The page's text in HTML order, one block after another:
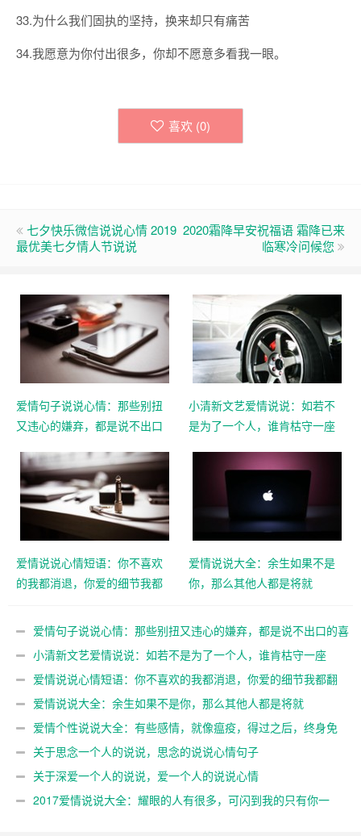
33.为什么我们固执的坚持，换来却只有痛苦
34.我愿意为你付出很多，你却不愿意多看我一眼。
喜欢 (0)
七夕快乐微信说说心情 2019
最优美七夕情人节说说
2020霜降早安祝福语 霜降已来
临寒冷问候您
爱情句子说说心情：那些别扭
又违心的嫌弃，都是说不出口
小清新文艺爱情说说：如若不
是为了一个人，谁肯枯守一座
爱情说说心情短语：你不喜欢
的我都消退，你爱的细节我都
爱情说说大全：余生如果不是
你，那么其他人都是将就
爱情句子说说心情：那些别扭又违心的嫌弃，都是说不出口的喜
欢 小清新文艺爱情说说：如若不是为了一个人，谁肯枯守一座
城 爱情说说心情短语：你不喜欢的我都消退，你爱的细节我都翻
倍 爱情说说大全：余生如果不是你，那么其他人都是将就
爱情个性说说大全：有些感情，就像瘟疫，得过之后，终身免
疫 关于思念一个人的说说，思念的说说心情句子
关于深爱一个人的说说，爱一个人的说说心情
2017爱情说说大全：耀眼的人有很多，可闪到我的只有你一